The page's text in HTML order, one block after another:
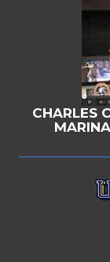
CHARLES